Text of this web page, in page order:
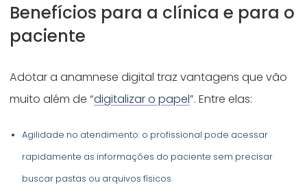
Benefícios para a clínica e para o
paciente
Adotar a anamnese digital traz vantagens que vão
muito além de “digitalizar o papel”. Entre elas:
Agilidade no atendimento: o profissional pode acessar
rapidamente as informações do paciente sem precisar
buscar pastas ou arquivos físicos.